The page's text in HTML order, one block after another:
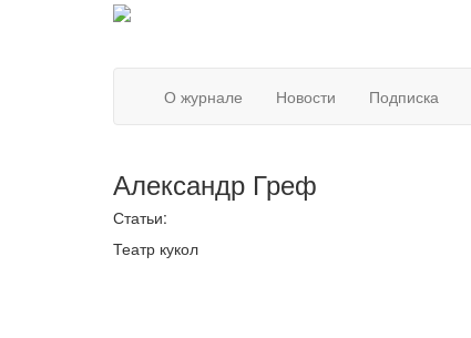
О журнале
Новости Подписка
Александр Греф
Статьи:
Театр кукол